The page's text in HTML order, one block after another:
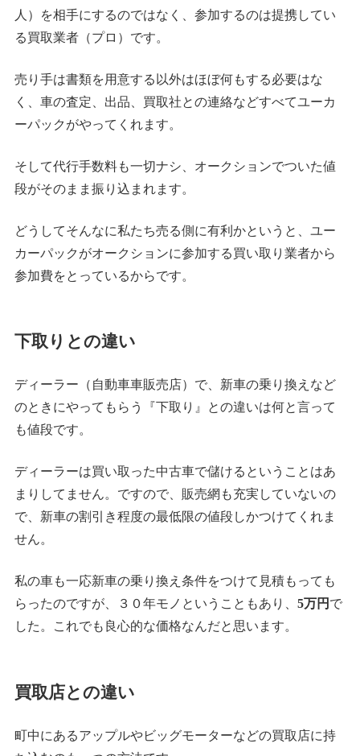
人）を相手にするのではなく、参加するのは提携してい
る買取業者（プロ）です。
売り手は書類を用意する以外はほぼ何もする必要はな
く、車の査定、出品、買取社との連絡などすべてユーカ
ーパックがやってくれます。
そして代行手数料も一切ナシ、オークションでついた値
段がそのまま振り込まれます。
どうしてそんなに私たち売る側に有利かというと、ユー
カーパックがオークションに参加する買い取り業者から
参加費をとっているからです。
下取りとの違い
ディーラー（自動車車販売店）で、新車の乗り換えなど
のときにやってもらう『下取り』との違いは何と言って
も値段です。
ディーラーは買い取った中古車で儲けるということはあ
まりしてません。ですので、販売網も充実していないの
で、新車の割引き程度の最低限の値段しかつけてくれま
せん。
私の車も一応新車の乗り換え条件をつけて見積もっても
らったのですが、３０年モノということもあり、 5万円 で
した。これでも良心的な価格なんだと思います。
買取店との違い
町中にあるアップルやビッグモーターなどの買取店に持